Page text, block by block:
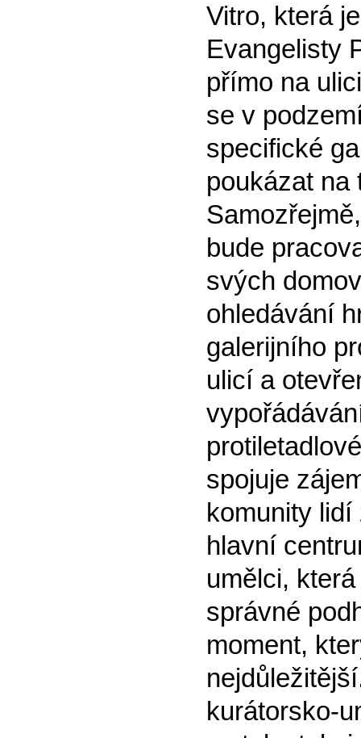
Vitro, která
Evangelisty
přímo na
se v
specifické
poukázat na
bude
svých
ohledávání
galerijního
ulicí a
spojuje
komunity
hlavní
umělci,
správné
moment,
kurátorsko-